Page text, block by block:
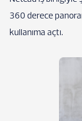
360 derece
kullanıma açtı.